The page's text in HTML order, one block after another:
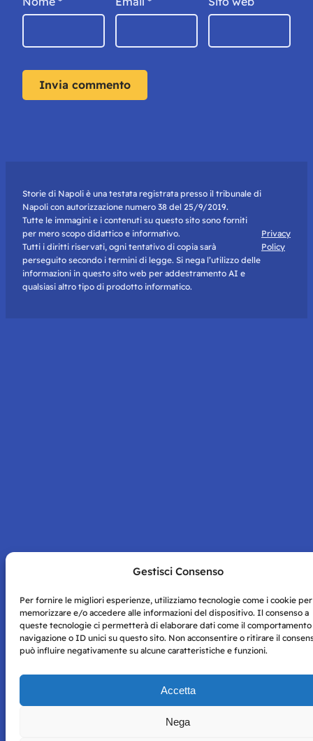
Gestisci Consenso
Per fornire le migliori esperienze, utilizziamo tecnologie come i cookie per
memorizzare e/o accedere alle informazioni del dispositivo. Il consenso a
queste tecnologie ci permetterà di elaborare dati come il
navigazione o ID unici su questo sito. Non acconsentire o ritirare il
può influire negativamente su alcune caratteristiche e funzioni.
Accetta
Nega
Storie di Napoli è una testata registrata presso il tribunale di
Napoli con autorizzazione numero 38 del 25/9/2019.
Tutte le immagini e i contenuti su questo sito sono forniti
per mero scopo didattico e informativo.
Tutti i diritti riservati, ogni tentativo di copia sarà
perseguito secondo i termini di legge. Si nega l’utilizzo delle
informazioni in questo sito web per addestramento AI e
qualsiasi altro tipo di prodotto informatico.
Privacy
Policy